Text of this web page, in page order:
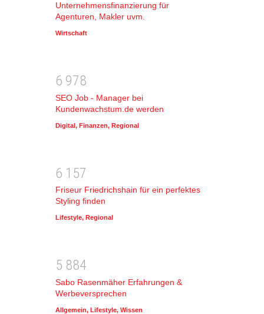
Unternehmensfinanzierung für
Agenturen, Makler uvm.
Wirtschaft
6 978
SEO Job - Manager bei
Kundenwachstum.de werden
Digital, Finanzen, Regional
6 1 57
Friseur Friedrichshain für ein perfektes
Styling finden
Lifestyle, Regional
5 884
Sabo Rasenmäher Erfahrungen &
Werbeversprechen
Allgemein, Lifestyle, Wissen